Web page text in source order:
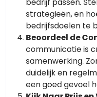
bedrijf passen.
strategieën, en
bedrijfsdoelen te
Beoordeel de
communicatie is
samenwerking.
duidelijk en
een goed gevoel